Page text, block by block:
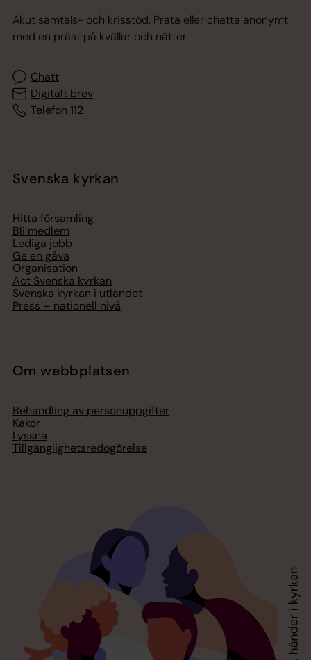
Akut samtals- och krisstöd. Prata eller chatta anonymt
med en präst på kvällar och nätter.
Chatt
Digitalt brev
Telefon 112
Svenska kyrkan
Hitta församling
Bli medlem
Lediga jobb
Ge en gåva
Organisation
Act Svenska kyrkan
Svenska kyrkan i utlandet
Press – nationell nivå
Om webbplatsen
Behandling av personuppgifter
Kakor
Lyssna
Tillgänglighetsredogörelse